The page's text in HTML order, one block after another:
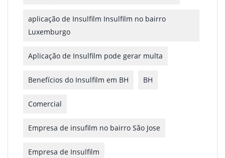
aplicação de Insulfilm Insulfilm no bairro
Luxemburgo
Aplicação de Insulfilm pode gerar multa
Benefícios do Insulfilm em BH BH
Comercial
Empresa de insufilm no bairro São Jose
Empresa de Insulfilm